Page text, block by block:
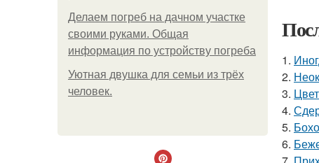
Делаем погреб на дачном участке
своими руками. Общая
информация по устройству погреба
Уютная двушка для семьи из трёх
человек.
1.
2.
3.
4.
5.
6.